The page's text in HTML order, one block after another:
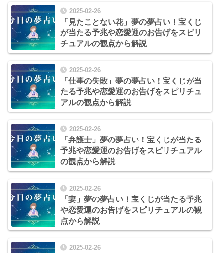
2025-02-26
「見たことない花」夢の夢占い！宝くじ
が当たる予兆や恋愛運のお告げをスピリ
チュアルの観点から解説
2025-02-26
「仕事の失敗」夢の夢占い！宝くじが当
たる予兆や恋愛運のお告げをスピリチュ
アルの観点から解説
2025-02-26
「弁護士」夢の夢占い！宝くじが当たる
予兆や恋愛運のお告げをスピリチュアル
の観点から解説
2025-02-26
「妻」夢の夢占い！宝くじが当たる予兆
や恋愛運のお告げをスピリチュアルの観
点から解説
2025-02-26